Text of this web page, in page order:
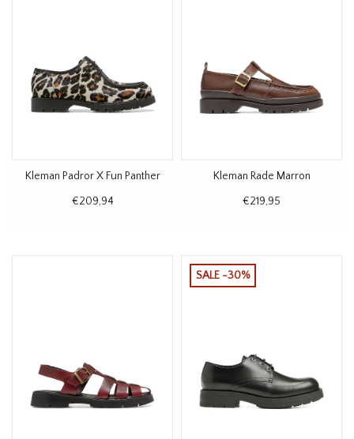
Kleman Padror X Fun Panther
€209,94
Kleman Rade Marron
€219,95
SALE -30%